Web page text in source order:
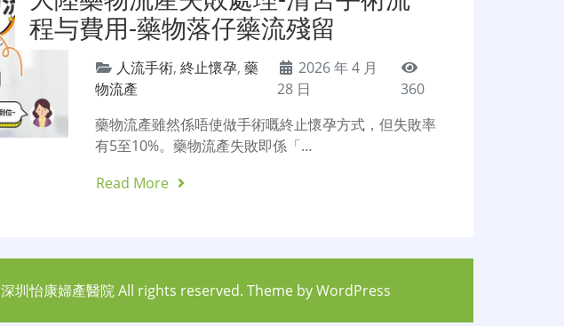
程与費用-藥物落仔藥流殘留
人流手術,終止懷孕,藥
物流產
2026 年 4 月
28 日
360
藥物流產雖然係唔使做手術嘅終止懷孕方式，但失敗率
有5至10%。藥物流產失敗即係「…
Read More
深圳怡康婦產醫院All rights reserved. Theme byWordPress